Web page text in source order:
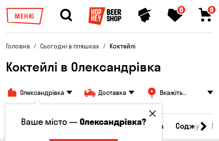
МЕНЮ
0 0
Головна Сьогодні в пляшках Коктейлі
Коктейлі в Олександрівка
Олександрівка Доставка
Вкажіть
Сидр Вино Віскі Коктейлі Горілка Соджу
Ваше місто —Олександрівка?